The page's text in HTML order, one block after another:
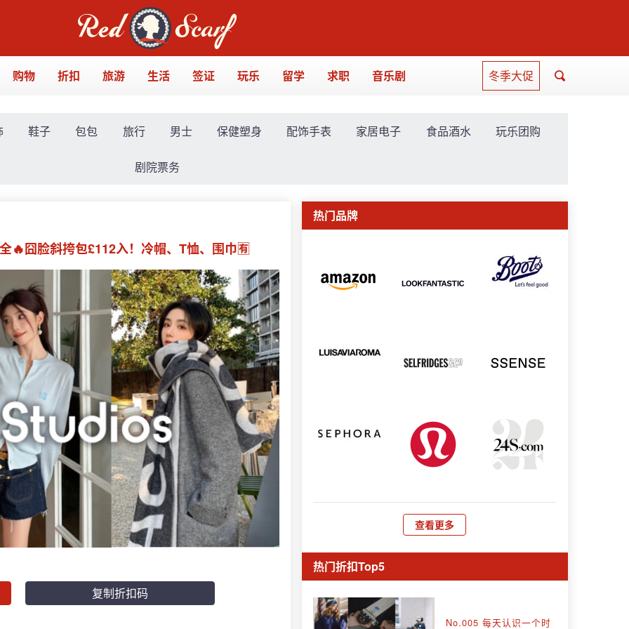
购物 折扣 旅游 生活 签证 玩乐 留学 求职 音乐剧 冬季大促
鞋子 包包 旅行 男士 保健塑身 配饰手表 家居电子 食品酒水 玩乐团购
剧院票务
囧脸斜挎包£112入！冷帽、T恤、围巾🈶
复制折扣码
热门品牌
查看更多
热门折扣Top5
No.005 每天认识一个时